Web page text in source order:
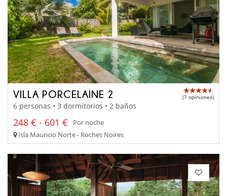
VILLA PORCELAINE 2 (7 opiniones)
6 personas • 3 dormitorios • 2 baños
248 € - 601 €
Por noche
Isla Mauricio Norte - Roches Noires